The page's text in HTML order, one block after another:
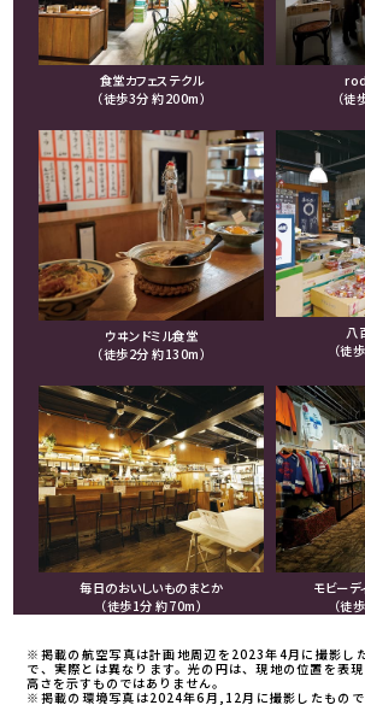
⾷堂カフェステクル
（徒歩3分 約200m）
（徒
ウヰンドミル⾷堂
（徒歩2分 約130m）
⼋
（徒
毎⽇のおいしいものまとか
（徒歩1分 約70m）
モビーデ
（徒
※掲載の航空写真は計画地周辺を2023年4月に撮影し
で、実際とは異なります。光の円は、現地の位置を表
高さを示すものではありません。
※掲載の環境写真は2024年6月,12月に撮影したもの